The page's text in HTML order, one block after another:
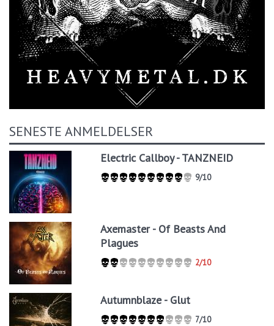
SENESTE ANMELDELSER
Electric Callboy - TANZNEID
9/10
Axemaster - Of Beasts And
Plagues
2/10
Autumnblaze - Glut
7/10